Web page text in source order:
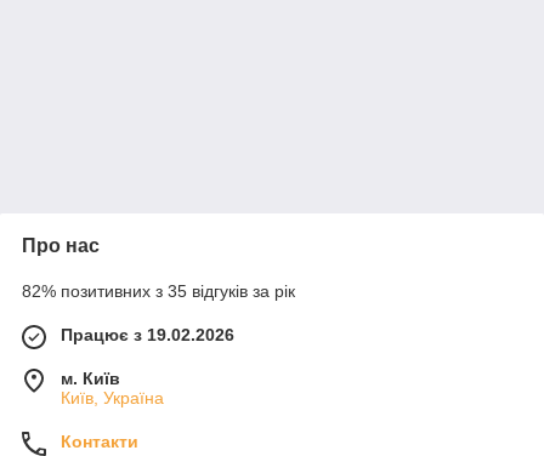
Про нас
82% позитивних з 35 відгуків за рік
Працює з 19.02.2026
м. Київ
Київ, Україна
Контакти